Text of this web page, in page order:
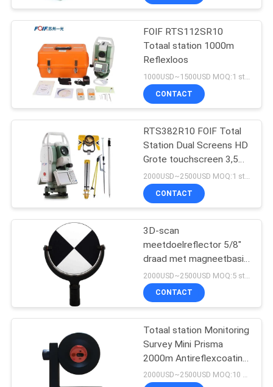
Prisma Pool Bipod
11
de telescopische
pool van de
koolstofvezel
11
Telescopisch
Nivellerend
Personeel
53
FOIF RTS112SR10
Totaal station 1000m
Reflexloos
CONTACT
RTS382R10 FOIF Total
Station Dual Screens HD
Grote touchscreen 3,5
inch en grote batterij
CONTACT
3D-scan
meetdoelreflector 5/8"
draad met magneetbasis
totaalstationreflector
CONTACT
Totaal station Monitoring
Survey Mini Prisma
2000m Antireflexcoating
GMP104
2000USD~2500USD MOQ:10 stukken